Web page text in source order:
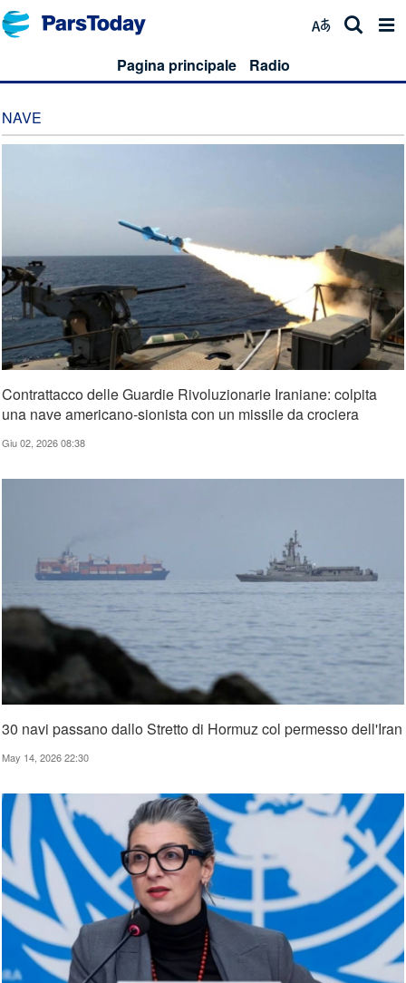
Pagina principale Radio
NAVE
Contrattacco delle Guardie Rivoluzionarie Iraniane: colpita
una nave americano-sionista con un missile da crociera
Giu 02, 2026 08:38
30 navi passano dallo Stretto di Hormuz col permesso dell'Iran
May 14, 2026 22:30